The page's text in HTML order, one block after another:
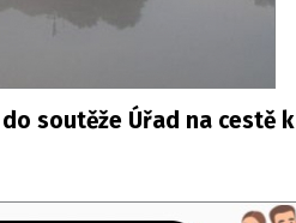
soutěže Úřad na cestě k